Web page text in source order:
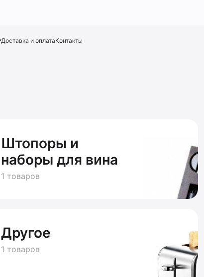
Доставка и оплатаКонтакты
Штопоры и
наборы для вина
1 товаров
Другое
1 товаров